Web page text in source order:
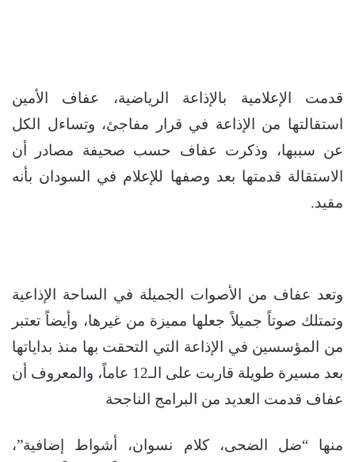
قدمت الإعلامية بالإذاعة الرياضية، عفاف الأمين
استقالتها من الإذاعة في قرار مفاجئ، وتساءل الكل
عن سببها، وذكرت عفاف حسب صحيفة مصادر أن
الاستقالة قدمتها بعد وصفها للإعلام في السودان بأنه
مقيد.
وتعد عفاف من الأصوات الجميلة في الساحة الإذاعية
وتمتلك صوتاً جميلاً جعلها مميزة من غيرها، وأيضاً تعتبر
من المؤسسين في الإذاعة التي التحقت بها منذ بداياتها
بعد مسيرة طويلة قاربت على الـ12 عاماً، والمعروف أن
عفاف قدمت العديد من البرامج الناجحة
منها “ضل الضحى، كلام نسوان، أشواط إضافية”،